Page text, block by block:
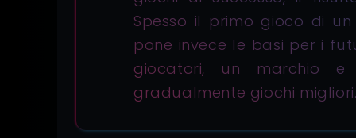
Spesso il primo gioco di
pone invece le basi per i
giocatori, un marchio e
gradualmente giochi